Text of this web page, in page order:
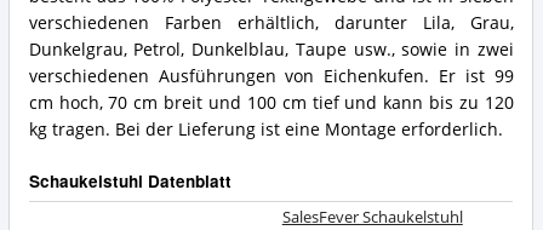
verschiedenen Farben erhältlich, darunter Lila, Grau,
Dunkelgrau, Petrol, Dunkelblau, Taupe usw., sowie in zwei
verschiedenen Ausführungen von Eichenkufen. Er ist 99
cm hoch, 70 cm breit und 100 cm tief und kann bis zu 120
kg tragen. Bei der Lieferung ist eine Montage erforderlich.
Schaukelstuhl Datenblatt
SalesFever Schaukelstuhl